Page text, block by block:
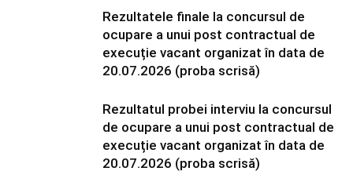
Rezultatele finale la concursul de
ocupare a unui post contractual de
execuție vacant organizat în data de
20.07.2026 (proba scrisă)
Rezultatul probei interviu la concursul
de ocupare a unui post contractual de
execuție vacant organizat în data de
20.07.2026 (proba scrisă)